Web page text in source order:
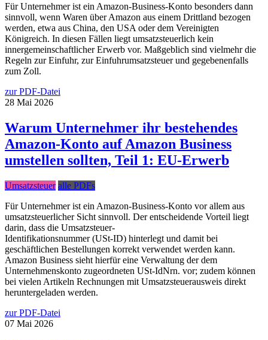
Für Unternehmer ist ein Amazon-Business-Konto besonders dann
sinnvoll, wenn Waren über Amazon aus einem Drittland bezogen
werden, etwa aus China, den USA oder dem Vereinigten
Königreich. In diesen Fällen liegt umsatzsteuerlich kein
innergemeinschaftlicher Erwerb vor. Maßgeblich sind vielmehr die
Regeln zur Einfuhr, zur Einfuhrumsatzsteuer und gegebenenfalls
zum Zoll.
zur PDF-Datei
28 Mai 2026
Warum Unternehmer ihr bestehendes
Amazon-Konto auf Amazon Business
umstellen sollten, Teil 1: EU-Erwerb
Umsatzsteuer alle PDFs
Für Unternehmer ist ein Amazon-Business-Konto vor allem aus
umsatzsteuerlicher Sicht sinnvoll. Der entscheidende Vorteil liegt
darin, dass die Umsatzsteuer-
Identifikationsnummer (USt-ID) hinterlegt und damit bei
geschäftlichen Bestellungen korrekt verwendet werden kann.
Amazon Business sieht hierfür eine Verwaltung der dem
Unternehmenskonto zugeordneten USt-IdNrn. vor; zudem können
bei vielen Artikeln Rechnungen mit Umsatzsteuerausweis direkt
heruntergeladen werden.
zur PDF-Datei
07 Mai 2026